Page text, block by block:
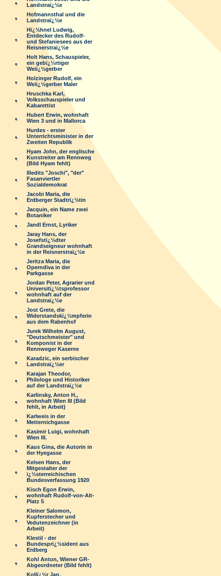
Landstraï¿½e
Hofmannsthal und die
Landstraï¿½e
Hï¿½hnel Ludwig,
Entdecker des Rudolf-
und Stefaniesees aus der
Reisnerstraï¿½e
Holt Hans, Schauspieler,
ein gebï¿½rtiger
Weiï¿½gerber
Holzinger Rudolf, ein
Weiï¿½gerber Maler
Hruschka Karl,
Volksschauspieler und
Kabarettist
Hubert Erwin, wohnhaft
Wien 3 und in Mallorca
Hurdes - erster
Unterrichtsminister in der
Zweiten Republik
Hyam John, der englische
Kunstreiter am Rennweg
(Bild Hyam fehlt)
Illedits "Joschi", "der"
Fasanviertler
Sozialdemokrat
Jacobi Maria, die
Erdberger Stadtrï¿½tin
Jacquin, ein Name zwei
Botaniker
Jandl Ernst, Lyriker
Jaray Hans, der
Josefstï¿½dter
Grandseigneur wohnhaft
in der Reisnerstraï¿½e
Jeritza Maria, die
Operndiva in der
Parkgasse
Jordan Peter, Agrarier und
Universitï¿½tsprofessor
wohnhaft auf der
Landstraï¿½e
Jost Grete, die
Widerstandskï¿½mpferin
aus dem Rabenhof
Jurek Wilhelm August,
"Deutschmeister" und
Komponist in der
Rennweger Kaserne
Karadzic, ein serbischer
Landstraï¿½er
Karajan Theodor,
Philologe und Historiker
auf der Landstraï¿½e
Karlinsky, Anton H.,
wohnhaft Wien III (Bild
fehlt, in Arbeit)
Karlweis in der
Metternichgasse
Kasimir Luigi, wohnhaft
Wien III.
Kaus Gina, die Autorin in
der Hyegasse
Kelsen Hans, der
Mitgestalter der
ï¿½sterreichischen
Bundesverfassung 1920
Kisch Egon Erwin,
wohnhaft Rudolf-von-Alt-
Platz 5
Kleiner Salomon,
Kupferstecher und
Vedutenzeichner (in
Arbeit)
Klestil - der
Bundesprï¿½sident aus
Erdberg
Kohl Anton, Wiener GR-
Abgeordneter (Bild fehlt)
Kollï¿½r Jan,